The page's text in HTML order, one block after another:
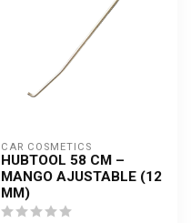
CAR COSMETICS
HUBTOOL 58 CM –
MANGO AJUSTABLE (12
MM)